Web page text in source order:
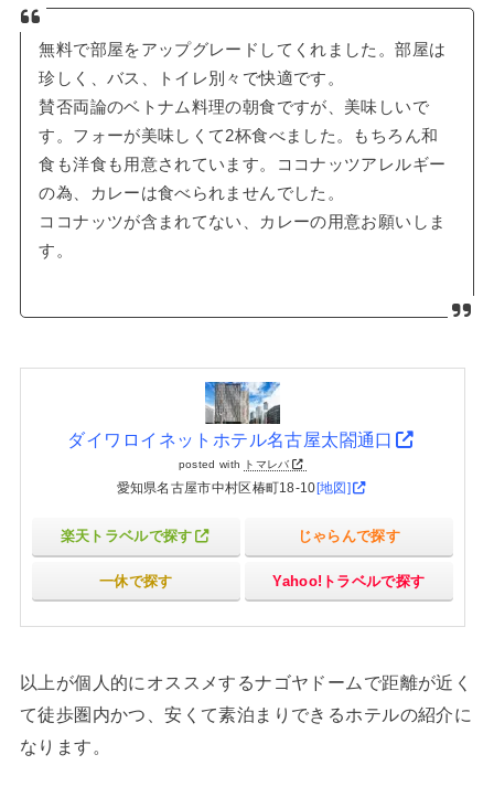
無料で部屋をアップグレードしてくれました。部屋は
珍しく、バス、トイレ別々で快適です。
賛否両論のベトナム料理の朝食ですが、美味しいで
す。フォーが美味しくて2杯食べました。もちろん和
食も洋食も用意されています。ココナッツアレルギー
の為、カレーは食べられませんでした。
ココナッツが含まれてない、カレーの用意お願いしま
す。
ダイワロイネットホテル名古屋太閤通口
posted with トマレバ
愛知県名古屋市中村区椿町18-10[地図]
楽天トラベルで探す じゃらんで探す
一休で探す Yahoo!トラベルで探す
以上が個人的にオススメするナゴヤドームで距離が近く
て徒歩圏内かつ、安くて素泊まりできるホテルの紹介に
なります。